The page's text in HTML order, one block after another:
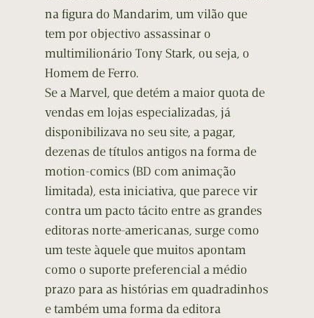
na figura do Mandarim, um vilão que
tem por objectivo assassinar o
multimilionário Tony Stark, ou seja, o
Homem de Ferro.
Se a Marvel, que detém a maior quota de
vendas em lojas especializadas, já
disponibilizava no seu site, a pagar,
dezenas de títulos antigos na forma de
motion-comics (BD com animação
limitada), esta iniciativa, que parece vir
contra um pacto tácito entre as grandes
editoras norte-americanas, surge como
um teste àquele que muitos apontam
como o suporte preferencial a médio
prazo para as histórias em quadradinhos
e também uma forma da editora